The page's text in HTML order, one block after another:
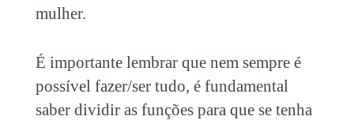
mulher.
É importante lembrar que nem sempre é
possível fazer/ser tudo, é fundamental
saber dividir as funções para que se tenha